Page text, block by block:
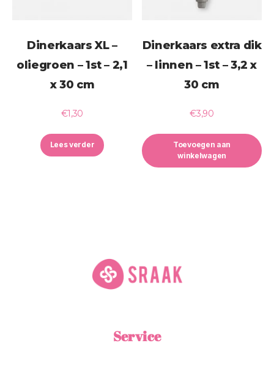
Dinerkaars XL –
oliegroen – 1st – 2,1
x 30 cm
€1,30
Lees verder
Dinerkaars extra dik
– linnen – 1st – 3,2 x
30 cm
€3,90
Toevoegen aan
winkelwagen
Service